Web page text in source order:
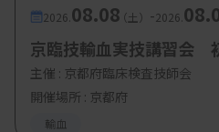
2026. 08.08（土） -2026.
京臨技輸血実技講習会
主催 : 京都府臨床検査技師会
開催場所 : 京都府
輸血